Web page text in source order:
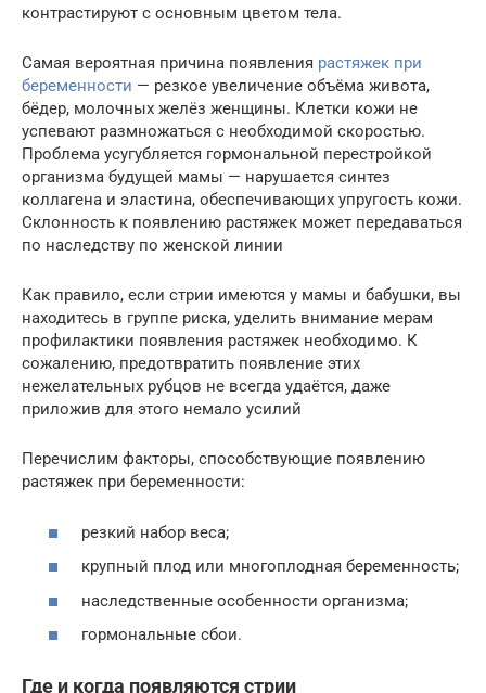
контрастируют с основным цветом тела.
Самая вероятная причина появления растяжек при
беременности — резкое увеличение объёма живота,
бёдер, молочных желёз женщины. Клетки кожи не
успевают размножаться с необходимой скоростью.
Проблема усугубляется гормональной перестройкой
организма будущей мамы — нарушается синтез
коллагена и эластина, обеспечивающих упругость кожи.
Склонность к появлению растяжек может передаваться
по наследству по женской линии
Как правило, если стрии имеются у мамы и бабушки, вы
находитесь в группе риска, уделить внимание мерам
профилактики появления растяжек необходимо. К
сожалению, предотвратить появление этих
нежелательных рубцов не всегда удаётся, даже
приложив для этого немало усилий
Перечислим факторы, способствующие появлению
растяжек при беременности:
резкий набор веса;
крупный плод или многоплодная беременность;
наследственные особенности организма;
гормональные сбои.
Где и когда появляются стрии